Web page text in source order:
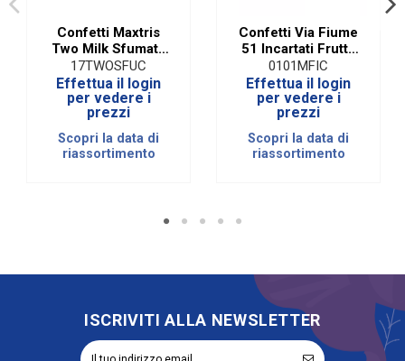
Confetti Maxtris
Two Milk Sfumato
Celeste
17TWOSFUC
Effettua il login
per vedere i
prezzi
Scopri la data di
riassortimento
Confetti Via Fiume
51 Incartati Frutta
Celeste| 500 Gr
0101MFIC
Effettua il login
per vedere i
prezzi
Scopri la data di
riassortimento
ISCRIVITI ALLA NEWSLETTER